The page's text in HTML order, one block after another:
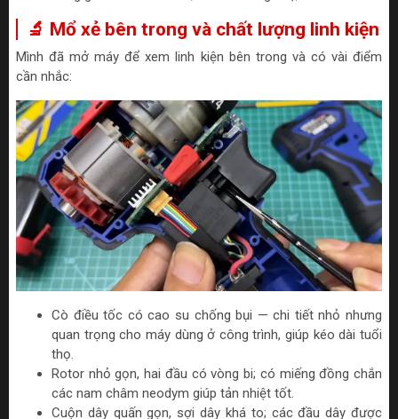
🔬 Mổ xẻ bên trong và chất lượng linh kiện
Mình đã mở máy để xem linh kiện bên trong và có vài điểm
cần nhắc:
Cò điều tốc có cao su chống bụi — chi tiết nhỏ nhưng
quan trọng cho máy dùng ở công trình, giúp kéo dài tuổi
thọ.
Rotor nhỏ gọn, hai đầu có vòng bi; có miếng đồng chắn
các nam châm neodym giúp tản nhiệt tốt.
Cuộn dây quấn gọn, sợi dây khá to; các đầu dây được